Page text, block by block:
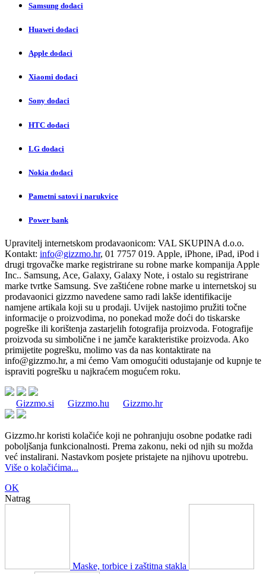
Samsung dodaci
Huawei dodaci
Apple dodaci
Xiaomi dodaci
Sony dodaci
HTC dodaci
LG dodaci
Nokia dodaci
Pametni satovi i narukvice
Power bank
Upravitelj internetskom prodavaonicom: VAL SKUPINA d.o.o.
Kontakt: info@gizzmo.hr, 01 7757 019. Apple, iPhone, iPad, iPod i
drugi trgovačke marke registrirane su robne marke kompanija Apple
Inc.. Samsung, Ace, Galaxy, Galaxy Note, i ostalo su registrirane
marke tvrtke Samsung. Sve zaštićene robne marke u internetskoj su
prodavaonici gizzmo navedene samo radi lakše identifikacije
namjene artikala koji su u prodaji. Uvijek nastojimo pružiti točne
informacije o proizvodima, no ponekad može doći do tiskarske
pogreške ili korištenja zastarjelih fotografija proizvoda. Fotografije
proizvoda su simbolične i ne jamče karakteristike proizvoda. Ako
primijetite pogrešku, molimo vas da nas kontaktirate na
info@gizzmo.hr, a mi ćemo Vam omogućiti odustajanje od kupnje te
ispraviti pogrešku u najkraćem mogućem roku.
Gizzmo.si Gizzmo.hu Gizzmo.hr
Gizzmo.hr koristi kolačiće koji ne pohranjuju osobne podatke radi
poboljšanja funkcionalnosti. Prema zakonu, neki od njih su možda
već instalirani. Nastavkom posjete pristajete na njihovu upotrebu.
Više o kolačićima...
OK
Natrag
Maske, torbice i zaštitna stakla